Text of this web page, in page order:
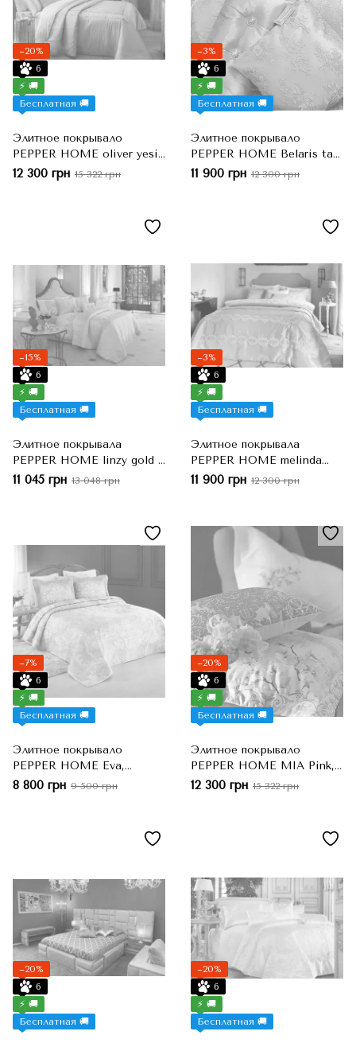
−20%
6
⚡ 🚚
Бесплатная 🚚
Элитное покрывало
PEPPER HOME oliver yesil,
Зеленый, Евро-макси,
12 300 грн 15 322 грн
−3%
6
⚡ 🚚
Бесплатная 🚚
Элитное покрывало
PEPPER HOME Belaris tas,
Серебряный, Евро-макси,
11 900 грн 12 300 грн
−15%
6
⚡ 🚚
Бесплатная 🚚
Элитное покрывала
PEPPER HOME linzy gold ,
Золотой, Евро-макси,
11 045 грн 13 048 грн
−3%
6
⚡ 🚚
Бесплатная 🚚
Элитное покрывала
PEPPER HOME melinda
krem , Кремовый, Евро-
11 900 грн 12 300 грн
−7%
6
⚡ 🚚
Бесплатная 🚚
Элитное покрывало
PEPPER HOME Eva,
Розовый, Евро-макси,
8 800 грн 9 500 грн
−20%
6
⚡ 🚚
Бесплатная 🚚
Элитное покрывало
PEPPER HOME MIA Pink,
Розовый, Евро-макси,
12 300 грн 15 322 грн
−20%
6
⚡ 🚚
Бесплатная 🚚
−20%
6
⚡ 🚚
Бесплатная 🚚